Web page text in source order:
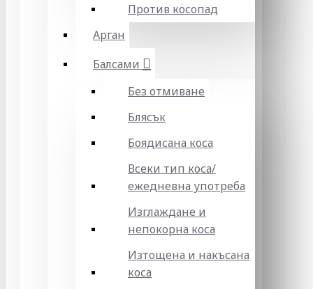
Против косопад
Арган
Балсами
Без отмиване
Блясък
Боядисана коса
Всеки тип коса/
ежедневна употреба
Изглаждане и
непокорна коса
Изтощена и накъсана
коса